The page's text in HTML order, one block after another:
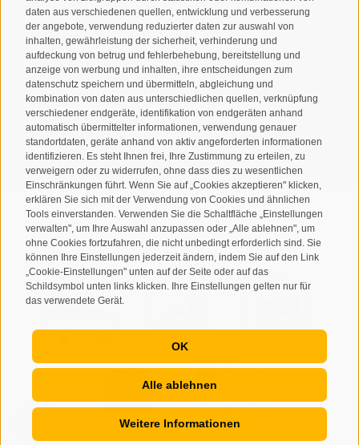
daten aus verschiedenen quellen, entwicklung und verbesserung
der angebote, verwendung reduzierter daten zur auswahl von
inhalten, gewährleistung der sicherheit, verhinderung und
aufdeckung von betrug und fehlerbehebung, bereitstellung und
anzeige von werbung und inhalten, ihre entscheidungen zum
datenschutz speichern und übermitteln, abgleichung und
kombination von daten aus unterschiedlichen quellen, verknüpfung
verschiedener endgeräte, identifikation von endgeräten anhand
automatisch übermittelter informationen, verwendung genauer
standortdaten, geräte anhand von aktiv angeforderten informationen
identifizieren. Es steht Ihnen frei, Ihre Zustimmung zu erteilen, zu
verweigern oder zu widerrufen, ohne dass dies zu wesentlichen
Einschränkungen führt. Wenn Sie auf „Cookies akzeptieren" klicken,
erklären Sie sich mit der Verwendung von Cookies und ähnlichen
Tools einverstanden. Verwenden Sie die Schaltfläche „Einstellungen
verwalten", um Ihre Auswahl anzupassen oder „Alle ablehnen", um
ohne Cookies fortzufahren, die nicht unbedingt erforderlich sind. Sie
können Ihre Einstellungen jederzeit ändern, indem Sie auf den Link
„Cookie-Einstellungen" unten auf der Seite oder auf das
Schildsymbol unten links klicken. Ihre Einstellungen gelten nur für
das verwendete Gerät.
OK
Alle ablehnen
Weitere Informationen
Ich habe dieDatenschutzbestimmungengelesen und
verstanden und stimme der Verarbeitung meiner
personenbezogenen Daten durch den Verantwortlichen zu
ANMELDEN
Sitemap • Impressum • Cookie-Richtlinie • Privacy •
Cookie Präferenzen • created with passion by